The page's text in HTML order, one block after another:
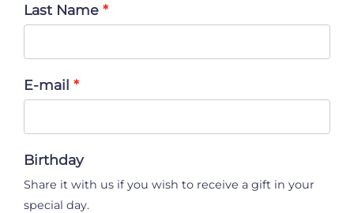
Last Name
E-mail
Birthday
Share it with us if you wish to receive a gift in your
special day.